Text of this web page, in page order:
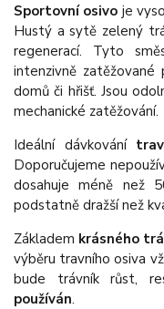
Sportovní osivo je
Hustý a sytě zelený
regenerací. Tyto
intenzivně zatěžované
domů či hřišť. Jsou
mechanické zatěžování.
Ideální dávkování
Doporučujeme
dosahuje méně než
podstatně dražší než
Základem krásného
výběru travního osiva
bude trávník růst,
používán.